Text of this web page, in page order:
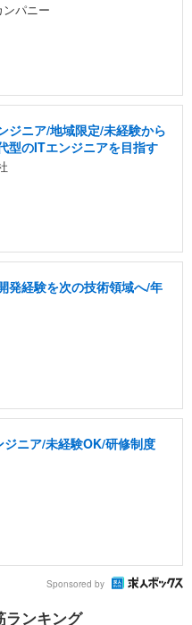
パニー
ジニア/地域限定/未経験から
型のITエンジニアを目指す
発経験を次の技術領域へ/年
ジニア/未経験OK/研修制度
Sponsored by
ンキング